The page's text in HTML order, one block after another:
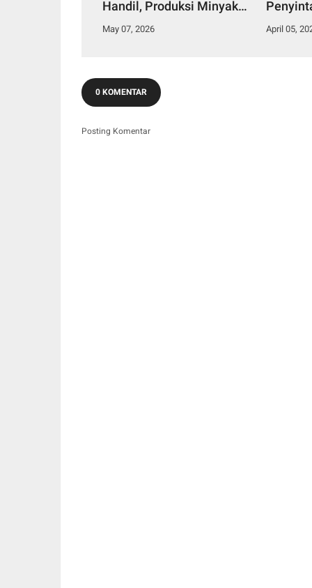
Handil, Produksi Minyak
Naik 5 Persen
May 07, 2026 April 05,
0 KOMENTAR
Posting Komentar